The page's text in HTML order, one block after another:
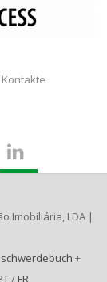
Imobiliária, LDA |
+
/ FR